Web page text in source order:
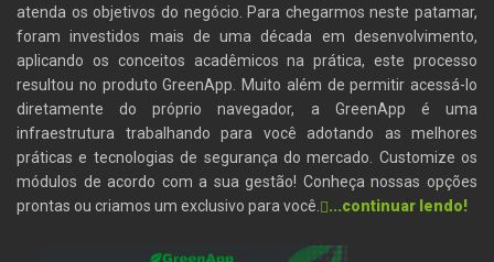
atenda os objetivos do negócio. Para chegarmos neste patamar,
foram investidos mais de uma década em desenvolvimento,
aplicando os conceitos acadêmicos na prática, este processo
resultou no produto GreenApp. Muito além de permitir acessá-lo
diretamente do próprio navegador, a GreenApp é uma
infraestrutura trabalhando para você adotando as melhores
práticas e tecnologias de segurança do mercado. Customize os
módulos de acordo com a sua gestão! Conheça nossas opções
prontas ou criamos um exclusivo para você.
...continuar lendo!